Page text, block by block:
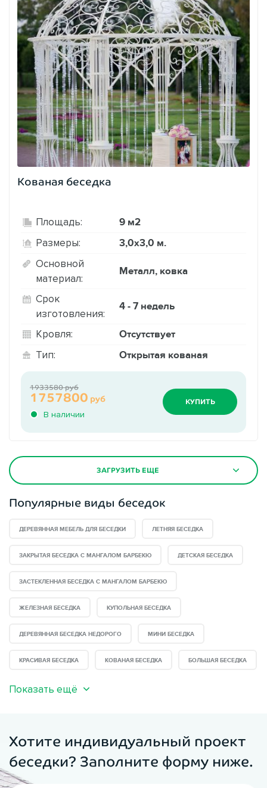
Кованая беседка
Площадь: 9 м2
Размеры: 3,0х3,0 м.
Основной
материал:
Металл, ковка
Срок
изготовления:
4 - 7 недель
Кровля: Отсутствует
Тип: Открытая кованая
В наличии
1757800 руб
1933580 руб
КУПИТЬ
ЗАГРУЗИТЬ ЕЩЕ
Популярные виды беседок
ДЕРЕВЯННАЯ МЕБЕЛЬ ДЛЯ БЕСЕДКИ ЛЕТНЯЯ БЕСЕДКА
ЗАКРЫТАЯ БЕСЕДКА С МАНГАЛОМ БАРБЕКЮ ДЕТСКАЯ БЕСЕДКА
ЗАСТЕКЛЕННАЯ БЕСЕДКА С МАНГАЛОМ БАРБЕКЮ
ЖЕЛЕЗНАЯ БЕСЕДКА КУПОЛЬНАЯ БЕСЕДКА
ДЕРЕВЯННАЯ БЕСЕДКА НЕДОРОГО МИНИ БЕСЕДКА
КРАСИВАЯ БЕСЕДКА КОВАНАЯ БЕСЕДКА БОЛЬШАЯ БЕСЕДКА
Показать ещё
Хотите индивидуальный проект
беседки? Заполните форму ниже.